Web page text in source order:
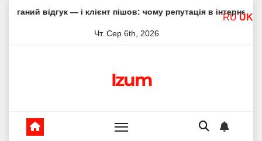
— і клієнт пішов: чому репутація в інтернеті вирішує все
Чт. Сер 6th, 2026
Izum
RU UK